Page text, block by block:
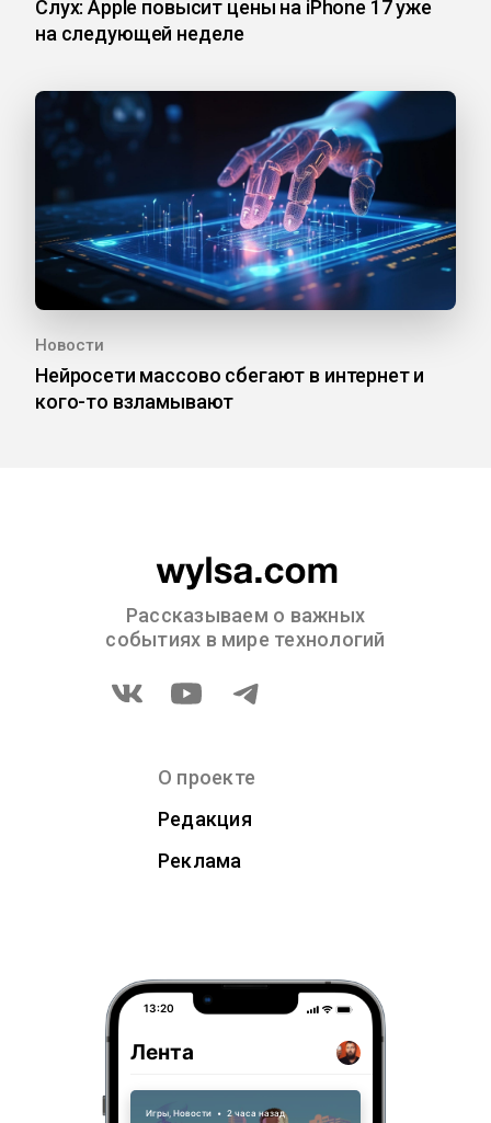
Слух: Apple повысит цены на iPhone 17 уже
на следующей неделе
Новости
Нейросети массово сбегают в интернет и
кого-то взламывают
Рассказываем о важных
событиях в мире технологий
О проекте
Редакция
Реклама
13:20
Лента
Игры, Новости • 2 часа назад